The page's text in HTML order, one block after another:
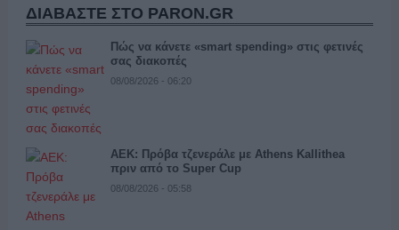
ΔΙΑΒΑΣΤΕ ΣΤΟ PARON.GR
Πώς να κάνετε «smart spending» στις φετινές
σας διακοπές
08/08/2026 - 06:20
ΑΕΚ: Πρόβα τζενεράλε με Athens Kallithea
πριν από το Super Cup
08/08/2026 - 05:58